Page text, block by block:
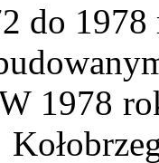
do
1978